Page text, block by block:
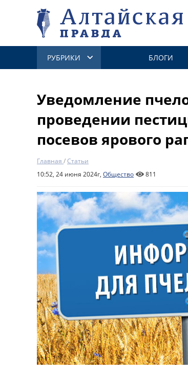
РУБРИКИ БЛОГИ
Уведомление
проведении
посевов ярового
Главная /Статьи
10:52, 24 июня 2024г, Общество 811